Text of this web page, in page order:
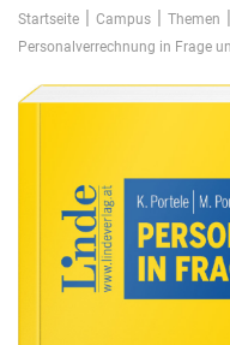
Startseite | Campus | Themen |
Personalverrechnung in Frage